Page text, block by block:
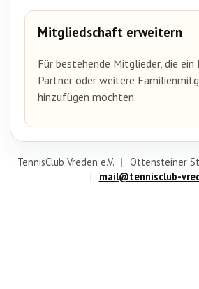
Mitgliedschaft erweitern
Für bestehende Mitglieder, die ein
Partner oder weitere
hinzufügen möchten.
TennisClub Vreden e.V. | Ottensteiner
|
mail@tennisclub-